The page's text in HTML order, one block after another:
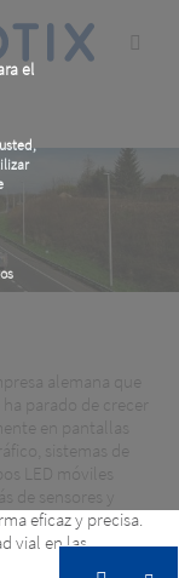
el
alemana que
parado de crecer
en pantallas
sistemas de
LED móviles
de sensores y
eficaz y precisa.
vial en las